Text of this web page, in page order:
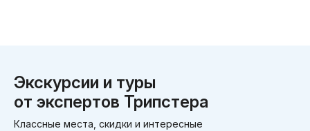
Экскурсии и туры
от экспертов Трипстера
Классные места, скидки и интересные